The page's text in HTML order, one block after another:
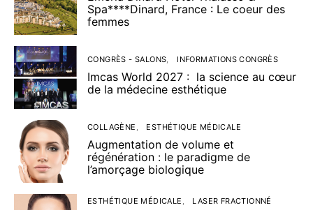
Spa****Dinard, France : Le coeur des
femmes
CONGRÈS - SALONS INFORMATIONS CONGRÈS
Imcas World 2027 : la science au cœur
de la médecine esthétique
COLLAGÈNE ESTHÉTIQUE MÉDICALE
Augmentation de volume et
régénération : le paradigme de
l’amorçage biologique
ESTHÉTIQUE MÉDICALE LASER FRACTIONNÉ